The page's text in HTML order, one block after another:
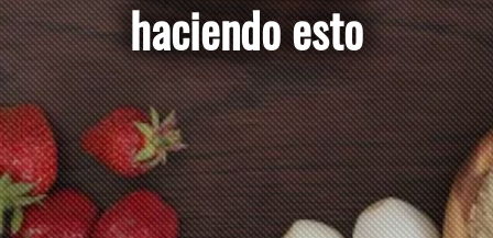
haciendo esto